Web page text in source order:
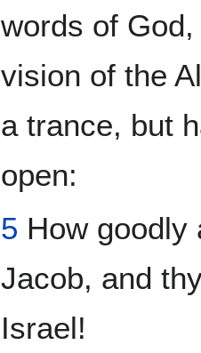
words of
vision of the
a trance, but
open:
5 How goodly
Jacob, and
Israel!